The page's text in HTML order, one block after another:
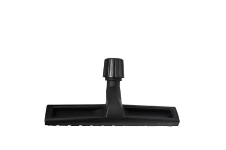
Univerzální parketová hubice pro většinu
vysavačů. Hubici lze použít prakticky na všechny
klasické průměry domácích vysavačů. Hubice je
vybavena univerzální hlavou, kterou je možno
jejím utahováním přizpůsobit průměru trubky
Vašeho vysavače od 27 mm do 38 mm
Dostupnost:
Skladem
4004